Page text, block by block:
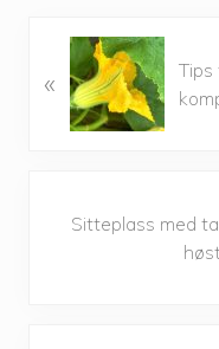
r
«
Tips
Sitteplass med